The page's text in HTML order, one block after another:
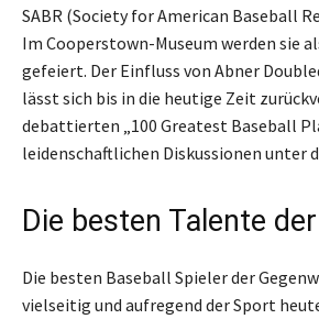
SABR (Society for American Baseball
Im Cooperstown-Museum werden sie
gefeiert. Der Einfluss von Abner
lässt sich bis in die heutige Zeit
debattierten „100 Greatest Baseball
leidenschaftlichen Diskussionen unter
Die besten Talente
Die besten Baseball Spieler der
vielseitig und aufregend der Sport